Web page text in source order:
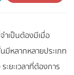
ำเป็นต้องมีเมื่อ
มีหลากหลายประเภท
ยะเวลาที่ต้องการ